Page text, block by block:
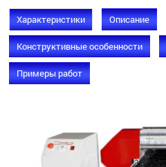
Характеристики Описание
Конструктивные особенности
Примеры работ